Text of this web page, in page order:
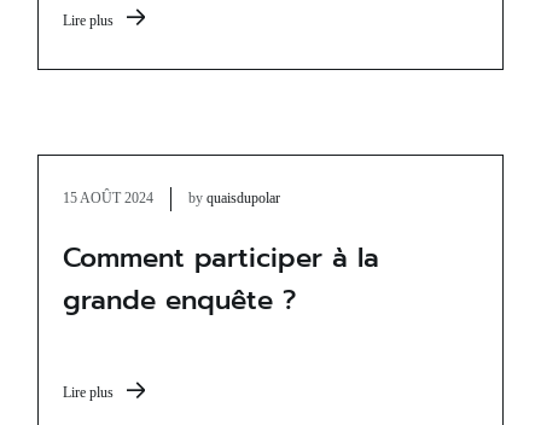
Lire plus
15 AOÛT 2024 byquaisdupolar
Comment participer à la
grande enquête ?
Lire plus